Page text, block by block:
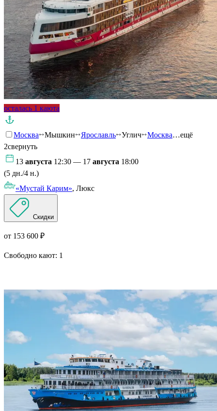
осталась 1 каюта
Москва Мышкин Ярославль Углич Москва…ещё
2свернуть
13 августа 12:30 — 17 августа 18:00
(5 дн./4 н.)
«Мустай Карим», Люкс
Скидки
от 153 600 ₽
Свободно кают: 1